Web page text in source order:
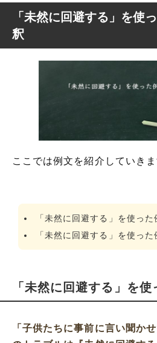
「未然に回避する」を使
釈
ここでは例文を紹介していきま
「未然に回避する」を使った
「未然に回避する」を使った
「未然に回避する」を
「子供たちに事前に言い聞か